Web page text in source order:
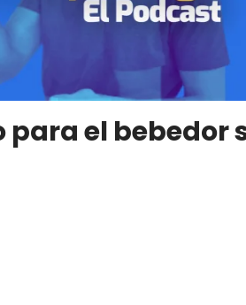
para el bebedor